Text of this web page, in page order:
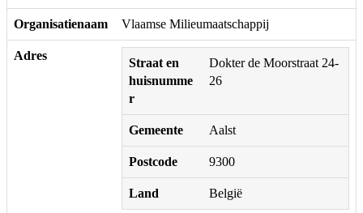
Organisatienaam Vlaamse Milieumaatschappij
Adres
Straat en
huisnumme
r
Dokter de Moorstraat 24-
26
Gemeente Aalst
Postcode 9300
Land België